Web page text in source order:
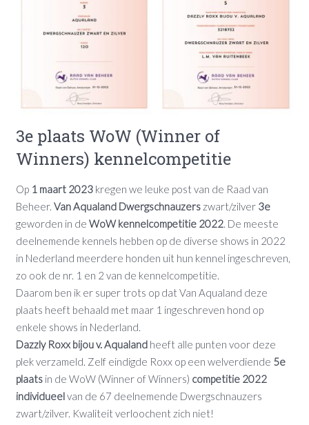
3e plaats WoW (Winner of
Winners) kennelcompetitie
Op 1 maart 2023kregen we leuke post van de Raad van
Beheer. Van Aqualand Dwergschnauzerszwart/zilver 3e
geworden in de WoW kennelcompetitie 2022. De meeste
deelnemende kennels hebben op de diverse shows in 2022
in Nederland meerdere honden uit hun kennel ingeschreven,
zo ook de nr. 1 en 2 van de kennelcompetitie.
Daarom ben ik er super trots op dat Van Aqualand deze
plaats heeft behaald met maar 1 ingeschreven hond op
enkele shows in Nederland.
Dazzly Roxx bijou v. Aqualandheeft alle punten voor deze
plek verzameld. Zelf eindigde Roxx op een welverdiende 5e
plaatsin de WoW (Winner of Winners) competitie 2022
individueelvan de 67 deelnemende Dwergschnauzers
zwart/zilver. Kwaliteit verloochent zich niet!